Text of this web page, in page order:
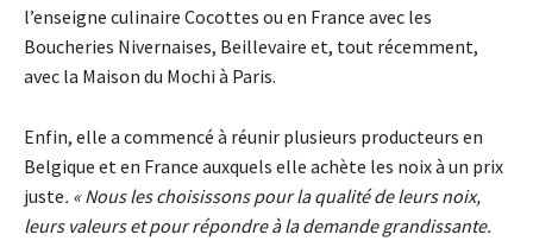
l’enseigne culinaire Cocottes ou en France avec les
Boucheries Nivernaises, Beillevaire et, tout récemment,
avec la Maison du Mochi à Paris.
Enfin, elle a commencé à réunir plusieurs producteurs en
Belgique et en France auxquels elle achète les noix à un prix
juste. « Nous les choisissons pour la qualité de leurs noix,
leurs valeurs et pour répondre à la demande grandissante.